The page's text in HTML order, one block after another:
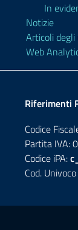
In
Notizie
Articoli degli
Web
Riferimenti
Codice
Partita IVA:
Codice iPA:
Cod.